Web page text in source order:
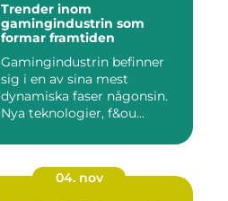
Trender inom
gamingindustrin som
formar framtiden
Gamingindustrin befinner
sig i en av sina mest
dynamiska faser någonsin.
Nya teknologier, f&ou...
04. nov